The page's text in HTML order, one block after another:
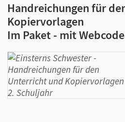
Handreichungen für
Kopiervorlagen
Im Paket - mit